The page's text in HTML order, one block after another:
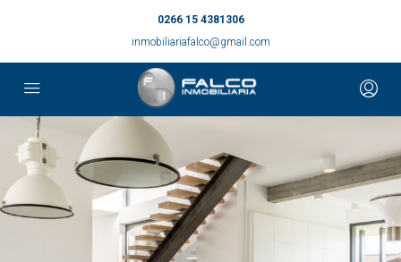
0266 15 4381306
inmobiliariafalco@gmail.com